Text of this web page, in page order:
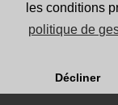
les conditions
politique de
Décliner
Copyright 2026